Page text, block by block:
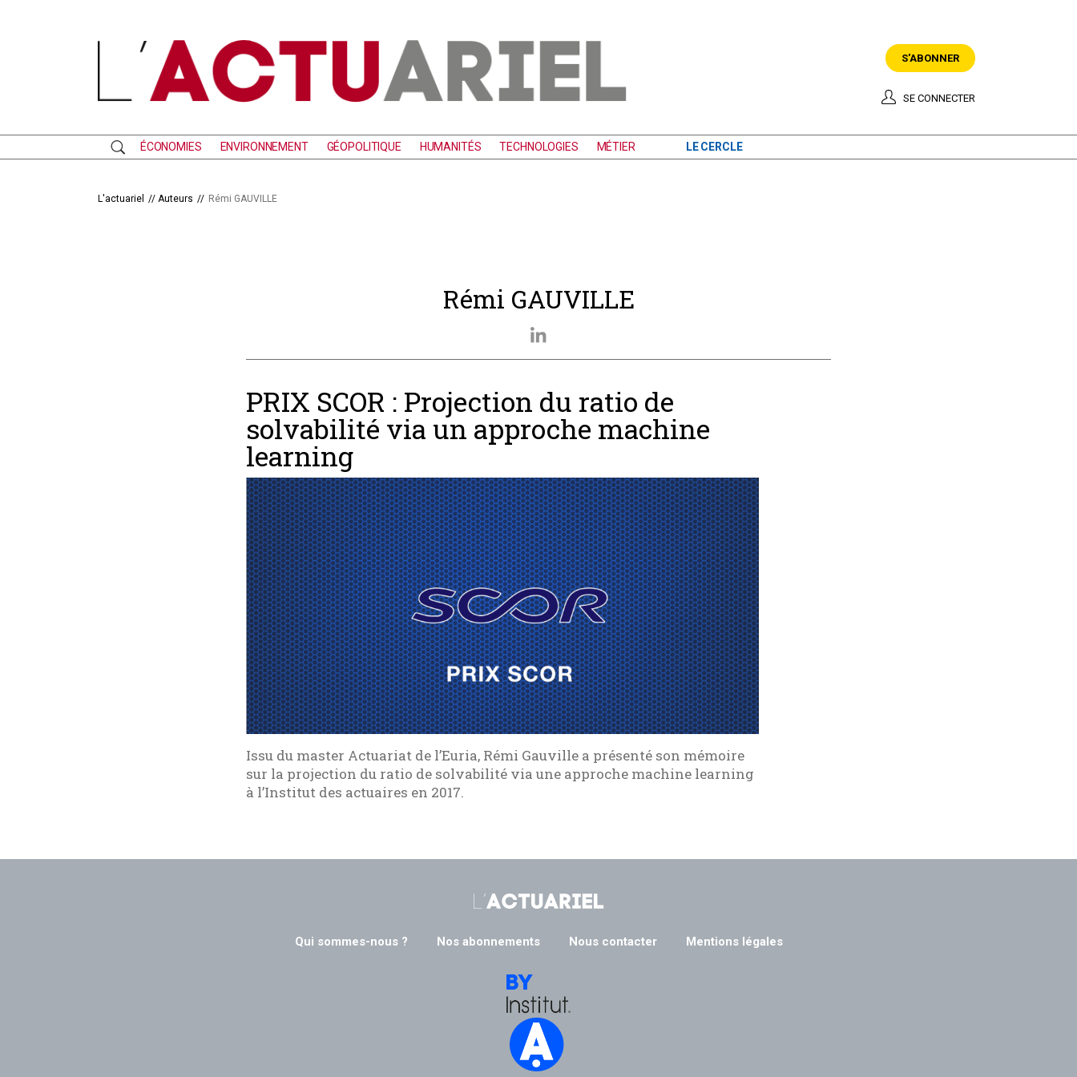
S'ABONNER
SE CONNECTER
RECHERCHEÉCONOMIES ENVIRONNEMENT GÉOPOLITIQUE HUMANITÉS TECHNOLOGIES MÉTIER LE CERCLE
L'actuariel // Auteurs // Rémi GAUVILLE
Rémi GAUVILLE
PRIX SCOR : Projection du ratio de
solvabilité via un approche machine
learning
Issu du master Actuariat de l’Euria, Rémi Gauville a présenté son mémoire
sur la projection du ratio de solvabilité via une approche machine learning
à l’Institut des actuaires en 2017.
Qui sommes-nous ? Nos abonnements Nous contacter Mentions légales